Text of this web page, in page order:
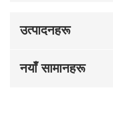
उत्पादनहरू
नयाँ सामानहरू